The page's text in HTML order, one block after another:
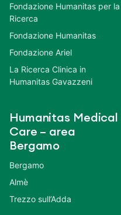
Fondazione Humanitas per la
Ricerca
Fondazione Humanitas
Fondazione Ariel
La Ricerca Clinica in
Humanitas Gavazzeni
Humanitas Medical
Care – area
Bergamo
Bergamo
Almè
Trezzo sull’Adda